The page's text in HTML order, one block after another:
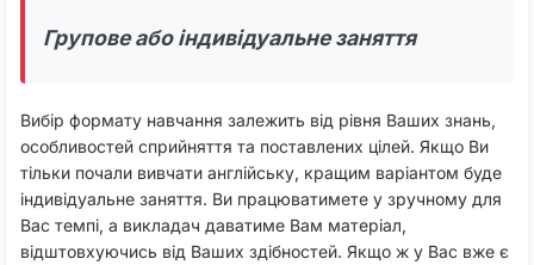
Групове або індивідуальне заняття
Вибір формату навчання залежить від рівня Ваших знань,
особливостей сприйняття та поставлених цілей. Якщо Ви
тільки почали вивчати англійську, кращим варіантом буде
індивідуальне заняття. Ви працюватимете у зручному для
Вас темпі, а викладач даватиме Вам матеріал,
відштовхуючись від Ваших здібностей. Якщо ж у Вас вже є